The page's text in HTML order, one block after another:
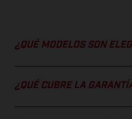
¿QUÉ MODELOS SON
¿QUÉ CUBRE LA